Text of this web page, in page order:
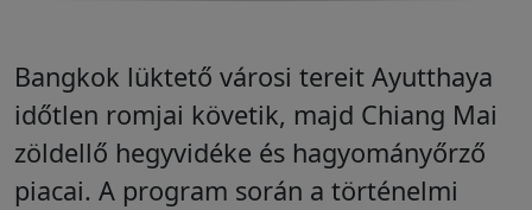
Bangkok lüktető városi tereit Ayutthaya
időtlen romjai követik, majd Chiang Mai
zöldellő hegyvidéke és hagyományőrző
piacai. A program során a történelmi